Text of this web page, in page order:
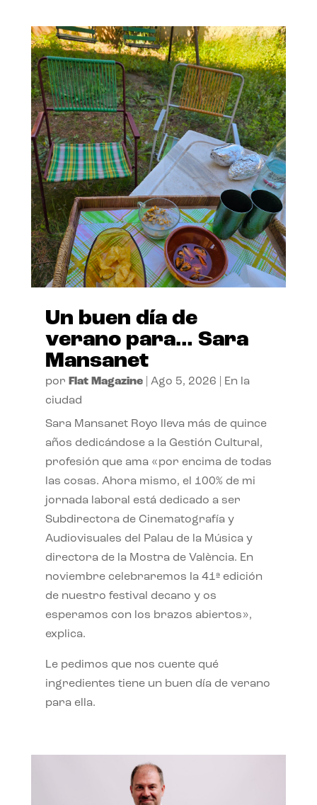
Un buen día de
verano para… Sara
Mansanet
por Flat Magazine| Ago 5, 2026
En la
ciudad
Sara Mansanet Royo lleva más de quince
años dedicándose a la Gestión Cultural,
profesión que ama «por encima de todas
las cosas. Ahora mismo, el 100% de mi
jornada laboral está dedicado a ser
Subdirectora de Cinematografía y
Audiovisuales del Palau de la Música y
directora de la Mostra de València. En
noviembre celebraremos la 41ª edición
de nuestro festival decano y os
esperamos con los brazos abiertos»,
explica.
Le pedimos que nos cuente qué
ingredientes tiene un buen día de verano
para ella.